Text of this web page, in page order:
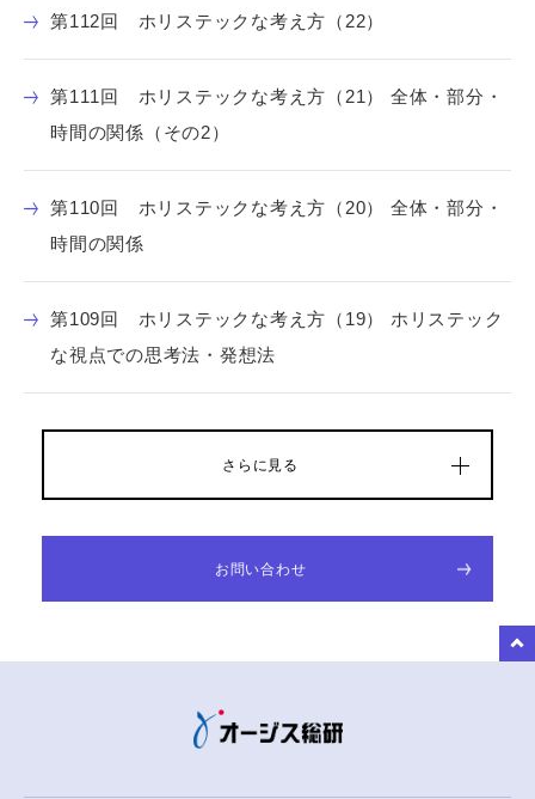
第112回 ホリステックな考え方（22）
第111回 ホリステックな考え方（21） 全体・部分・
時間の関係（その2）
第110回 ホリステックな考え方（20） 全体・部分・
時間の関係
第109回 ホリステックな考え方（19） ホリステック
な視点での思考法・発想法
さらに見る
お問い合わせ